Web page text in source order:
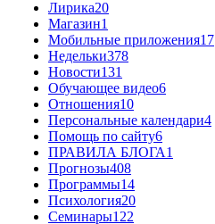
Лирика20
Магазин1
Мобильные приложения17
Недельки378
Новости131
Обучающее видео6
Отношения10
Персональные календари4
Помощь по сайту6
ПРАВИЛА БЛОГА1
Прогнозы408
Программы14
Психология20
Семинары122